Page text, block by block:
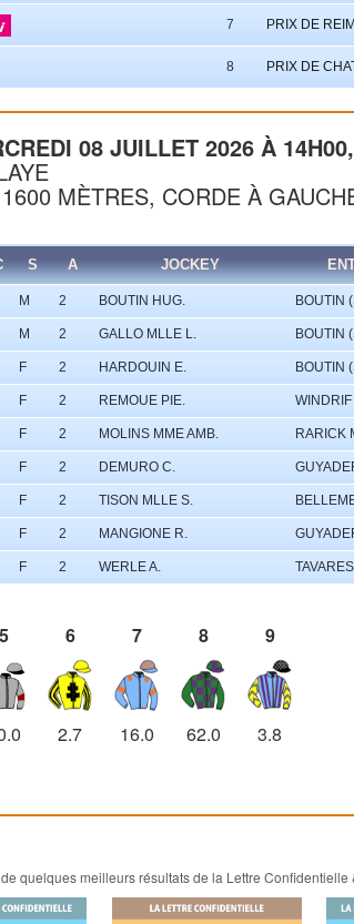
7 PRIX DE
8 PRIX DE
08 JUILLET 2026 À
MÈTRES, CORDE À
S A JOCKEY
M 2 BOUTIN HUG. BOUTIN
M 2 GALLO MLLE L. BOUTIN
F 2 HARDOUIN E. BOUTIN
F 2 REMOUE PIE. WINDRIF
F 2 MOLINS MME AMB. RARICK
F 2 DEMURO C.
F 2 TISON MLLE S.
F 2 MANGIONE R.
F 2 WERLE A.
5 6 7 8 9
2.7 16.0 62.0 3.8
quelques meilleurs résultats de la Lettre